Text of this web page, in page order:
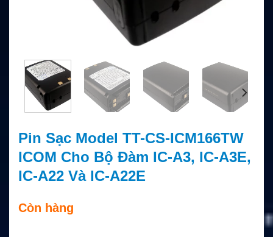
Pin Sạc Model TT-CS-ICM166TW
ICOM Cho Bộ Đàm IC-A3, IC-A3E,
IC-A22 Và IC-A22E
Còn hàng